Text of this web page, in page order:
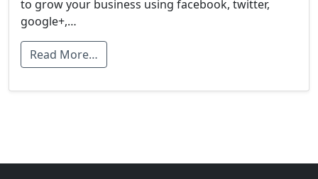
to grow your business using facebook, twitter,
google+,…
Read More…